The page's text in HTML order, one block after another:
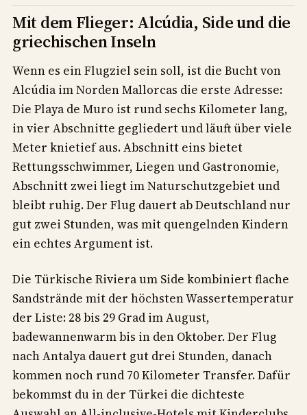
Mit dem Flieger: Alcúdia, Side und die
griechischen Inseln
Wenn es ein Flugziel sein soll, ist die Bucht von
Alcúdia im Norden Mallorcas die erste Adresse:
Die Playa de Muro ist rund sechs Kilometer lang,
in vier Abschnitte gegliedert und läuft über viele
Meter knietief aus. Abschnitt eins bietet
Rettungsschwimmer, Liegen und Gastronomie,
Abschnitt zwei liegt im Naturschutzgebiet und
bleibt ruhig. Der Flug dauert ab Deutschland nur
gut zwei Stunden, was mit quengelnden Kindern
ein echtes Argument ist.
Die Türkische Riviera um Side kombiniert flache
Sandstrände mit der höchsten Wassertemperatur
der Liste: 28 bis 29 Grad im August,
badewannenwarm bis in den Oktober. Der Flug
nach Antalya dauert gut drei Stunden, danach
kommen noch rund 70 Kilometer Transfer. Dafür
bekommst du in der Türkei die dichteste